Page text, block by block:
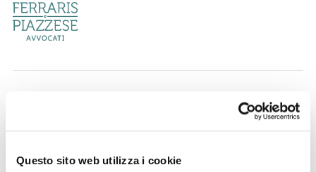
Questo sito web utilizza i cookie